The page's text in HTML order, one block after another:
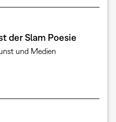
der Slam Poesie
und Medien